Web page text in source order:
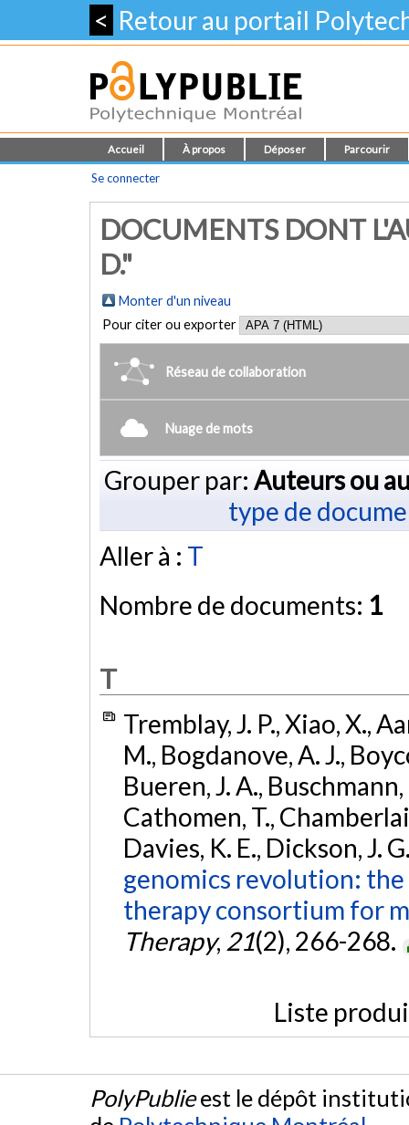
< Retour au portail
Accueil À propos Déposer Parcourir
Se connecter
DOCUMENTS DONT
D."
Monter d'un niveau
Pour citer ou exporter
Réseau de collaboration
Nuage de mots
Grouper par: Auteurs ou
type de
Aller à : T
Nombre de documents: 1
T
Tremblay, J. P., Xiao, X.,
M., Bogdanove, A. J.,
Bueren, J. A.,
Cathomen, T.,
Davies, K. E., Dickson, J.
genomics revolution:
therapy consortium for
Therapy, 21(2), 266-268.
Liste
PolyPublieest le dépôt